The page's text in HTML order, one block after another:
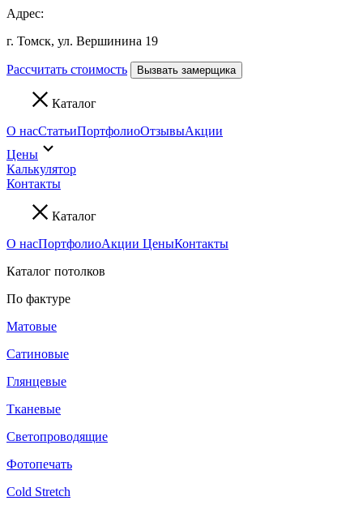
Адрес:
г. Томск, ул. Вершинина 19
Рассчитать стоимость Вызвать замерщика
Каталог
О насСтатьиПортфолиоОтзывыАкции
Цены
Калькулятор
Контакты
Каталог
О насПортфолиоАкции ЦеныКонтакты
Каталог потолков
По фактуре
Матовые
Сатиновые
Глянцевые
Тканевые
Светопроводящие
Фотопечать
Cold Stretch